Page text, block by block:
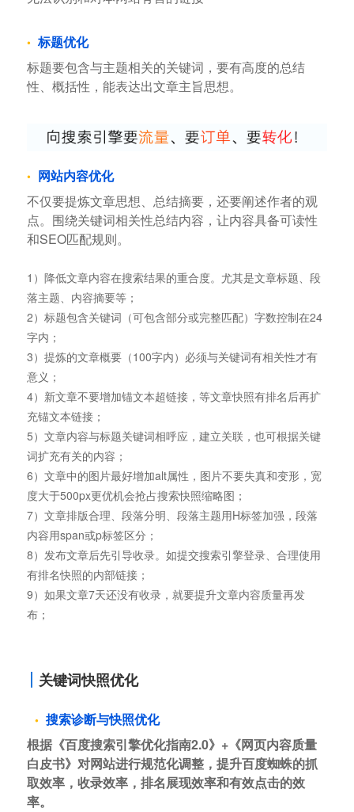
标题优化
标题要包含与主题相关的关键词，要有高度的总结
性、概括性，能表达出文章主旨思想。
网站内容优化
不仅要提炼文章思想、总结摘要，还要阐述作者的观
点。围绕关键词相关性总结内容，让内容具备可读性
和SEO匹配规则。
1）降低文章内容在搜索结果的重合度。尤其是文章标题、段
落主题、内容摘要等；
2）标题包含关键词（可包含部分或完整匹配）字数控制在24
字内；
3）提炼的文章概要（100字内）必须与关键词有相关性才有
意义；
4）新文章不要增加锚文本超链接，等文章快照有排名后再扩
充锚文本链接；
5）文章内容与标题关键词相呼应，建立关联，也可根据关键
词扩充有关的内容；
6）文章中的图片最好增加alt属性，图片不要失真和变形，宽
度大于500px更优机会抢占搜索快照缩略图；
7）文章排版合理、段落分明、段落主题用H标签加强，段落
内容用span或p标签区分；
8）发布文章后先引导收录。如提交搜索引擎登录、合理使用
有排名快照的内部链接；
9）如果文章7天还没有收录，就要提升文章内容质量再发
布；
关键词快照优化
搜索诊断与快照优化
根据《百度搜索引擎优化指南2.0》+《网页内容质量
白皮书》对网站进行规范化调整，提升百度蜘蛛的抓
取效率，收录效率，排名展现效率和有效点击的效
率。